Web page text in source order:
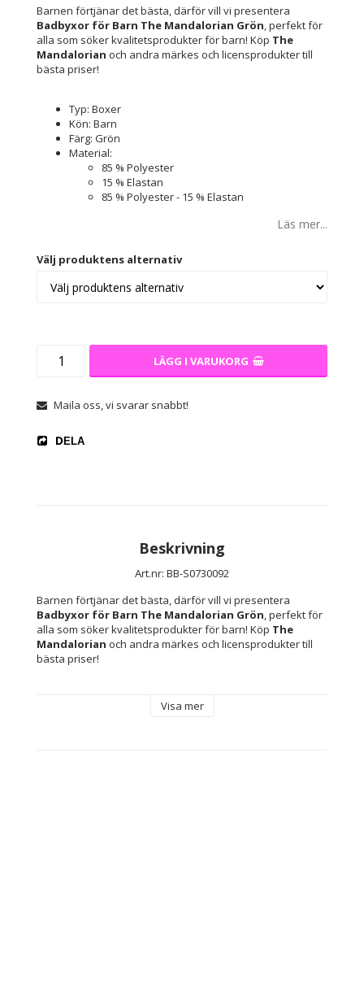
Barnen förtjänar det bästa, därför vill vi presentera
Badbyxor för Barn The Mandalorian Grön, perfekt för
alla som söker kvalitetsprodukter för barn! Köp The
Mandalorian och andra märkes och licensprodukter till
bästa priser!
Typ: Boxer
Kön: Barn
Färg: Grön
Material:
85 % Polyester
15 % Elastan
85 % Polyester - 15 % Elastan
Läs mer...
Välj produktens alternativ
LÄGG I VARUKORG
Maila oss, vi svarar snabbt!
DELA
Beskrivning
Art.nr: BB-S0730092
Badbyxor för Barn The Mandalorian Grön, perfekt för
alla som söker kvalitetsprodukter för barn! Köp The
Mandalorian och andra märkes och licensprodukter till
bästa priser!
Visa mer